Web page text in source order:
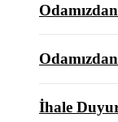
İhale